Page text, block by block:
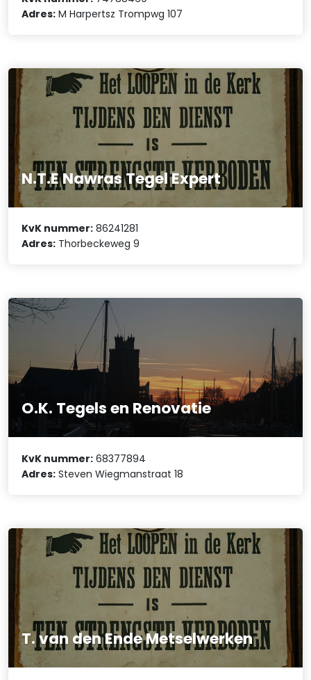
Adres: M Harpertsz Trompwg 107
N.T.E Nawras Tegel Expert
KvK nummer: 86241281
Adres: Thorbeckeweg 9
O.K. Tegels en Renovatie
KvK nummer: 68377894
Adres: Steven Wiegmanstraat 18
T. van den Ende Metselwerken